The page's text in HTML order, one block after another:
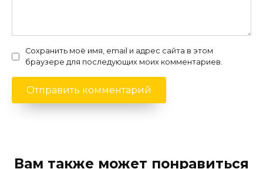
Сохранить моё имя, email и адрес сайта в этом
браузере для последующих моих комментариев.
Вам также может понравиться